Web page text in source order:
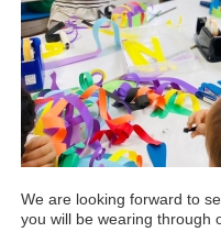
We are looking forward to
you will be wearing through